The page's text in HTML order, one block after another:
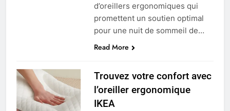
d’oreillers ergonomiques qui
promettent un soutien optimal
pour une nuit de sommeil de…
Read More
Trouvez votre confort avec
l’oreiller ergonomique
IKEA